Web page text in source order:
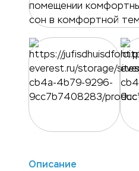
Описание